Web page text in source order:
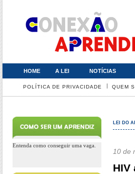
HOME A LEI NOTÍCIAS
POLÍTICA DE PRIVACIDADE QUEM
Entenda como conseguir uma vaga.
LEI DO
10 de
HIV